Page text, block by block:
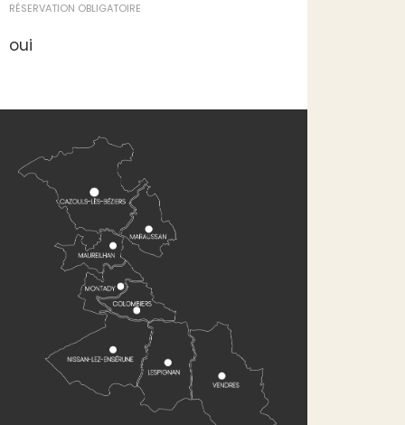
RÉSERVATION OBLIGATOIRE
oui